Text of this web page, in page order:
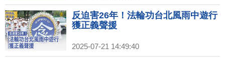
反迫害26年！法輪功台北風雨中遊行
獲正義聲援
2025-07-21 14:49:40